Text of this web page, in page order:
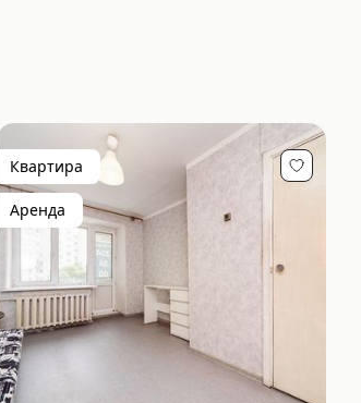
Квартира
Аренда